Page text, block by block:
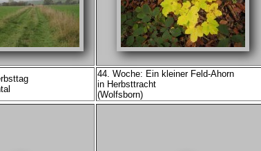
44. Woche: Ein kleiner Feld-Ahorn
in Herbsttracht
(Wolfsborn)